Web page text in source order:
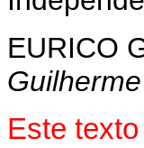
EURICO
Este